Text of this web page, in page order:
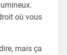
où vous
mais ça